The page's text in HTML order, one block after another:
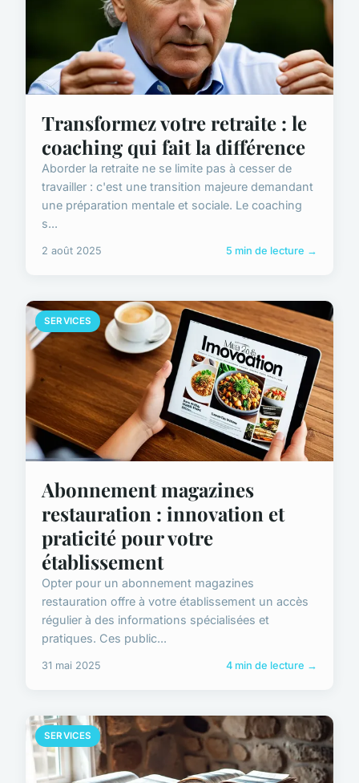
Transformez votre retraite : le
coaching qui fait la différence
Aborder la retraite ne se limite pas à cesser de
travailler : c'est une transition majeure demandant
une préparation mentale et sociale. Le coaching
s...
2 août 2025 5 min de lecture →
SERVICES
Abonnement magazines
restauration : innovation et
praticité pour votre
établissement
Opter pour un abonnement magazines
restauration offre à votre établissement un accès
régulier à des informations spécialisées et
pratiques. Ces public...
31 mai 2025 4 min de lecture →
SERVICES